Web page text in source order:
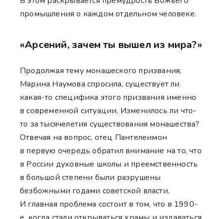
промышления о каждом отдельном человеке.
«Арсений, зачем ты вышел из мира?»
Продолжая тему монашеского призвания,
Марина Наумова спросила, существует ли
какая-то специфика этого призвания именно
в современной ситуации. Изменилось ли что-
то за тысячелетия существования монашества?
Отвечая на вопрос, отец Пантелеимон
в первую очередь обратил внимание на то, что
в России духовные школы и преемственность
в большой степени были разрушены
безбожными годами советской власти.
И главная проблема состоит в том, что в 1990-